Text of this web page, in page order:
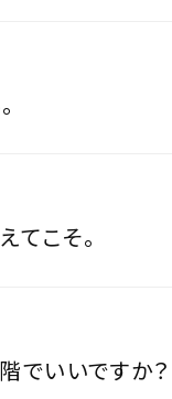
てこそ。
でいいですか？